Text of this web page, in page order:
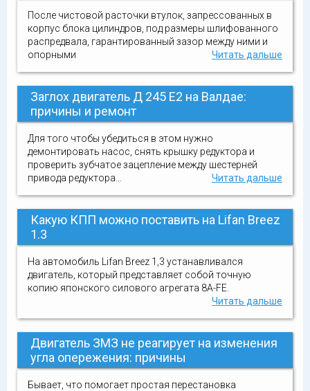
После чистовой расточки втулок, запрессованных в
корпус блока цилиндров, под размеры шлифованного
распредвала, гарантированный зазор между ними и
опорными
Читать дальше
Заглох двигатель Д 245 Е2 на Валдае:
причины и ремонт
Для того чтобы убедиться в этом нужно
демонтировать насос, снять крышку редуктора и
проверить зубчатое зацепление между шестерней
привода редуктора...
Читать дальше
Какую КПП можно поставить на Lifan Breez
1.3
На автомобиль Lifan Breez 1,3 устанавливался
двигатель, который представляет собой точную
копию японского силового агрегата 8A-FE.
Читать дальше
Двигатель ЗМЗ не реагирует на изменения
угла опережения: причины
Бывает, что помогает простая перестановка